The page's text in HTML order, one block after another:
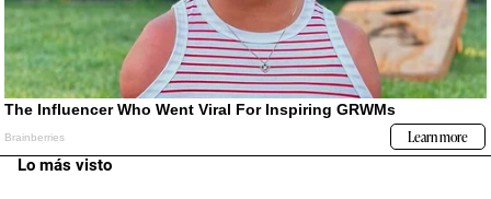
Lo más visto